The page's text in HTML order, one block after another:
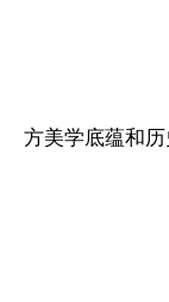
方美学底蕴和